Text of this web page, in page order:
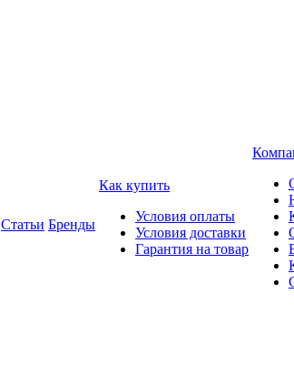
Статьи Бренды
Как купить
Условия оплаты
Условия доставки
Гарантия на товар